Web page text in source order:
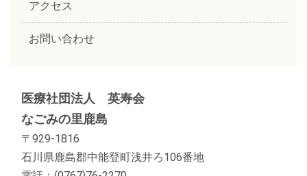
アクセス
お問い合わせ
医療社団法人 英寿会
なごみの里鹿島
〒929-1816
石川県鹿島郡中能登町浅井ろ106番地